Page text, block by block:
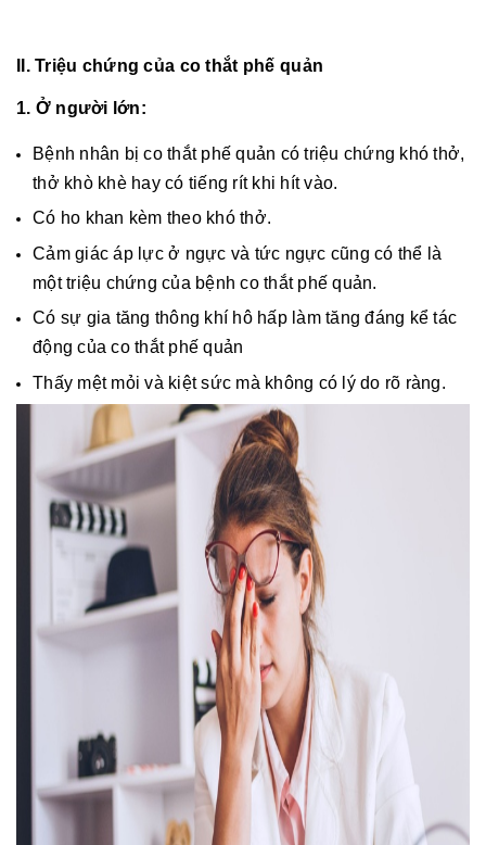
II. Triệu chứng của co thắt phế quản
1. Ở người lớn:
Bệnh nhân bị co thắt phế quản có triệu chứng khó thở,
thở khò khè hay có tiếng rít khi hít vào.
Có ho khan kèm theo khó thở.
Cảm giác áp lực ở ngực và tức ngực cũng có thể là
một triệu chứng của bệnh co thắt phế quản.
Có sự gia tăng thông khí hô hấp làm tăng đáng kể tác
động của co thắt phế quản
Thấy mệt mỏi và kiệt sức mà không có lý do rõ ràng.